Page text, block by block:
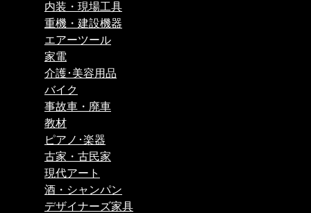
内装・現場工具
重機・建設機器
エアーツール
家電
介護･美容用品
バイク
事故車・廃車
教材
ピアノ･楽器
古家・古民家
現代アート
酒・シャンパン
デザイナーズ家具